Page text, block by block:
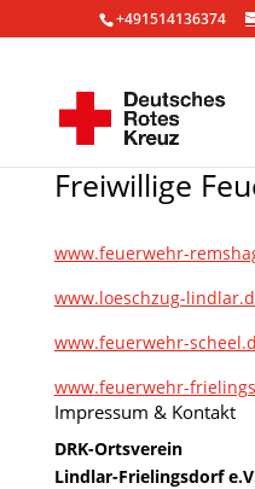
+491514136374
Freiwillige
www.feuerwehr-
www.loeschzug-
www.feuerwehr-
www.feuerwehr-
Impressum & Kontakt
DRK-Ortsverein
Lindlar-Frielingsdorf